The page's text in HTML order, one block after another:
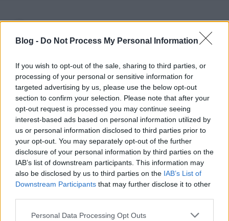
Blog - Do Not Process My Personal Information
If you wish to opt-out of the sale, sharing to third parties, or
processing of your personal or sensitive information for
targeted advertising by us, please use the below opt-out
section to confirm your selection. Please note that after your
opt-out request is processed you may continue seeing
interest-based ads based on personal information utilized by
us or personal information disclosed to third parties prior to
your opt-out. You may separately opt-out of the further
disclosure of your personal information by third parties on the
IAB’s list of downstream participants. This information may
also be disclosed by us to third parties on the IAB’s List of
Downstream Participants that may further disclose it to other
Please note that this website/app uses one or more Google
Personal Data Processing Opt Outs
Hamster
6 éve
vágányrajzom nem jelzi csonka meglétét, de a
korábbiak meg igen. Mindenképpen bölcs dolog
valami félreállási lehetőséget hagyni. Bár
tulajdonképpen nemrég is álltak még úgy félre, hogy
egy villamos a hurokban pihent, a visszainduló meg
a vissazfogón ment ki, a hurok érintése nélkül.
NAR
6 éve
Furcsa, hogy 80 májusában egy nyugati turista még
fekete-fehér filmre dolgozott...